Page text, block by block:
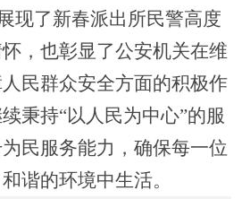
了新春派出所民警高度
，也彰显了公安机关在维
民群众安全方面的积极作
秉持“以人民为中心”的服
民服务能力，确保每一位
谐的环境中生活。